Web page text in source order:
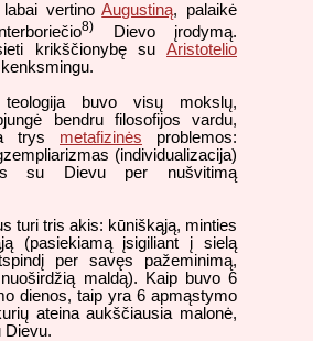
labai vertinoAugustiną, palaikė
8) Dievo įrodymą.
krikščionybę su Aristotelio
teologija buvo visų mokslų,
bendru filosofijos vardu,
trys metafizinės problemos:
(individualizacija)
su Dievu per nušvitimą
turi tris akis: kūniškąją, minties
(pasiekiamą įsigiliant į sielą
per savęs pažeminimą,
maldą). Kaip buvo 6
dienos, taip yra 6 apmąstymo
ateina aukščiausia malonė,
Dievu.